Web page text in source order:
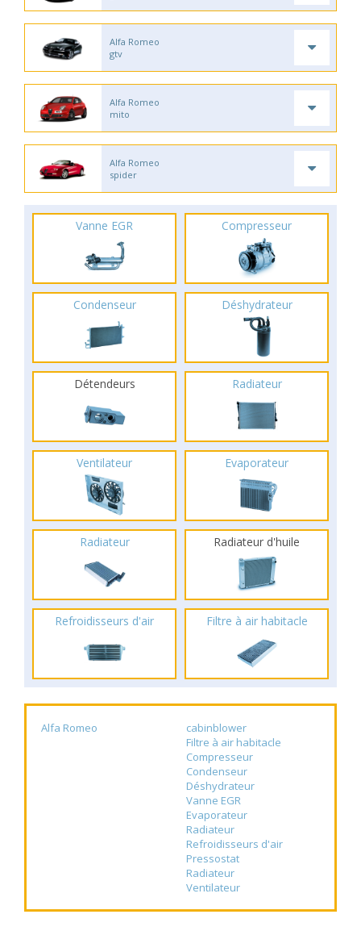
Alfa Romeo
gtv
Alfa Romeo
mito
Alfa Romeo
spider
Vanne EGR Compresseur
Condenseur Déshydrateur
Détendeurs Radiateur
Ventilateur Evaporateur
Radiateur Radiateur d'huile
Refroidisseurs d'air Filtre à air habitacle
Alfa Romeo
cabinblower
Filtre à air habitacle
Compresseur
Condenseur
Déshydrateur
Vanne EGR
Evaporateur
Radiateur
Refroidisseurs d'air
Pressostat
Radiateur
Ventilateur